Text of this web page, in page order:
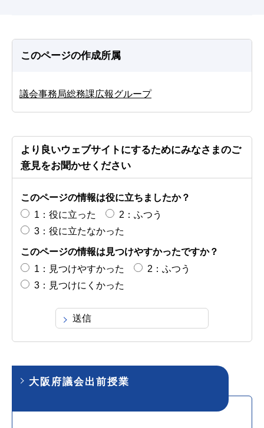
このページの作成所属
議会事務局総務課広報グループ
より良いウェブサイトにするためにみなさまのご
意見をお聞かせください
このページの情報は役に立ちましたか？
1：役に立った
2：ふつう
3：役に立たなかった
このページの情報は見つけやすかったですか？
1：見つけやすかった
2：ふつう
3：見つけにくかった
大阪府議会出前授業